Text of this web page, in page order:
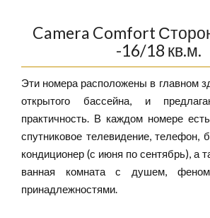
Camera Comfort
-16/18 кв.м.
Эти номера расположены в главном
открытого бассейна, и
практичность. В каждом номере
спутниковое телевидение, телефон,
кондиционер (с июня по сентябрь), а
ванная комната с душем,
принадлежностями.